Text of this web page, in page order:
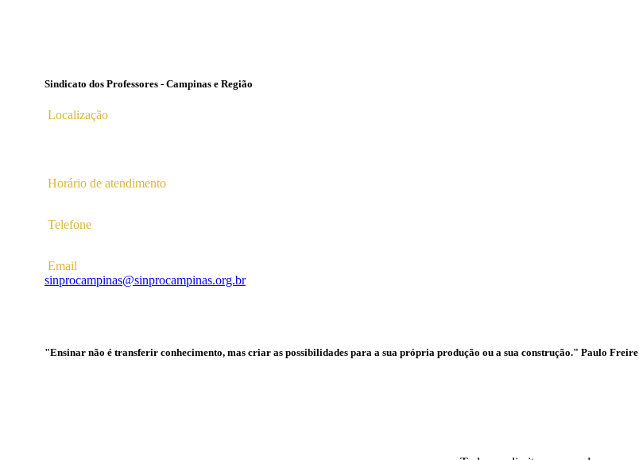
Sindicato dos Professores - Campinas e Região
Localização
Horário de atendimento
Telefone
Email
sinprocampinas@sinprocampinas.org.br
"Ensinar não é transferir conhecimento, mas criar as possibilidades para a sua própria produção ou a sua construção." Paulo Freire